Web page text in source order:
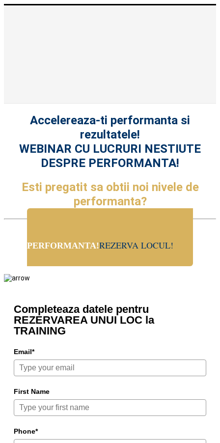
Accelereaza-ti performanta si
rezultatele!
WEBINAR CU LUCRURI NESTIUTE
DESPRE PERFORMANTA!
Esti pregatit sa obtii noi nivele de
performanta?
PERFORMANTA!REZERVA LOCUL!
Completeaza datele pentru
REZERVAREA UNUI LOC la
TRAINING
Email*
First Name
Phone*